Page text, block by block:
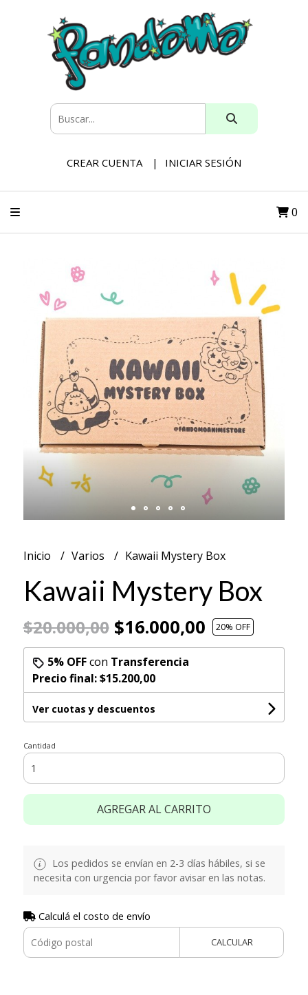
CREAR CUENTA INICIAR SESIÓN
0
Inicio Varios Kawaii Mystery Box
Kawaii Mystery Box
$20.000,00$16.000,00 20% OFF
5% OFFcon Transferencia
Precio final:$15.200,00
Ver cuotas y descuentos
Cantidad
AGREGAR AL CARRITO
Los pedidos se envían en 2-3 días hábiles, si se
necesita con urgencia por favor avisar en las notas.
Calculá el costo de envío
CALCULAR